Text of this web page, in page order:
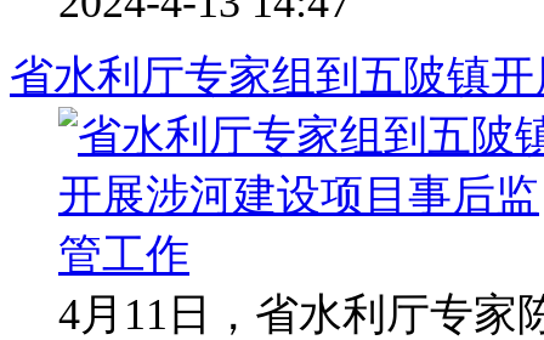
省水利厅专家组到五陂镇
4月11日，省水利厅专家